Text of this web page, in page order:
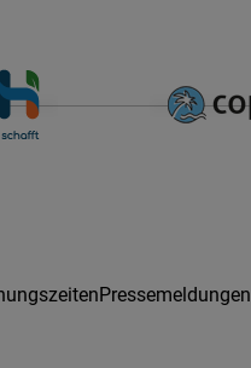
Pressemeldungen